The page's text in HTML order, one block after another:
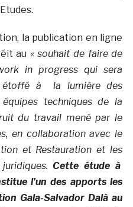
la publication en ligne
au « souhait de faire de
in progress qui sera
étoffé à la lumière des
techniques de la
du travail mené par le
en collaboration avec le
et Restauration et les
Cette étude à
l’un des apports les
Gala-Salvador Dalà­ au